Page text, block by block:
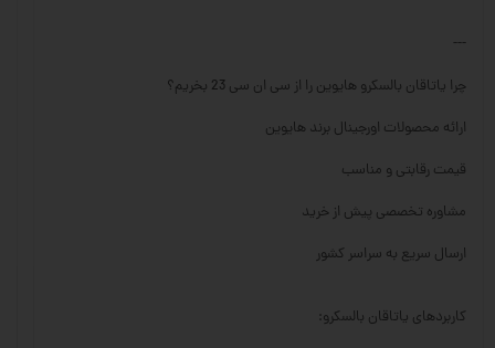
---
چرا یاتاقان بالسکرو هایوین را از سی ان سی 23 بخریم؟
ارائه محصولات اورجینال برند هایوین
قیمت رقابتی و مناسب
مشاوره تخصصی پیش از خرید
ارسال سریع به سراسر کشور
کاربردهای یاتاقان بالسکرو: